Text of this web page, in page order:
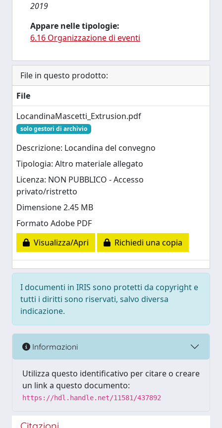
2019
Appare nelle tipologie:
6.16 Organizzazione di eventi
File in questo prodotto:
File
LocandinaMascetti_Extrusion.pdf
solo gestori di archivio
Descrizione: Locandina del convegno
Tipologia: Altro materiale allegato
Licenza: NON PUBBLICO - Accesso
privato/ristretto
Dimensione 2.45 MB
Formato Adobe PDF
Visualizza/Apri
Richiedi una copia
I documenti in IRIS sono protetti da copyright e
tutti i diritti sono riservati, salvo diversa
indicazione.
Informazioni
Utilizza questo identificativo per citare o creare
un link a questo documento:
https://hdl.handle.net/11581/437892